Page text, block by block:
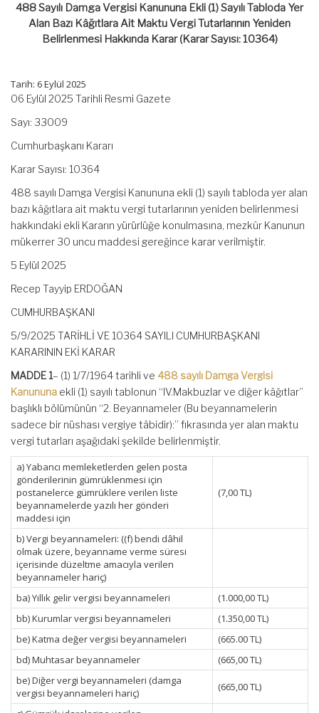
Karar
(Karar
Sayısı:
10364)
488 Sayılı Damga Vergisi Kanununa Ekli (1) Sayılı Tabloda Yer
Alan Bazı Kâğıtlara Ait Maktu Vergi Tutarlarının Yeniden
Belirlenmesi Hakkında Karar (Karar Sayısı: 10364)
Tarih: 6 Eylül 2025
06 Eylül 2025 Tarihli Resmi Gazete
Sayı: 33009
Cumhurbaşkanı Kararı
Karar Sayısı: 10364
488 sayılı Damga Vergisi Kanununa ekli (1) sayılı tabloda yer alan
bazı kâğıtlara ait maktu vergi tutarlarının yeniden belirlenmesi
hakkındaki ekli Kararın yürürlüğe konulmasına, mezkûr Kanunun
mükerrer 30 uncu maddesi gereğince karar verilmiştir.
5 Eylül 2025
Recep Tayyip ERDOĞAN
CUMHURBAŞKANI
5/9/2025 TARİHLİ VE 10364 SAYILI CUMHURBAŞKANI
KARARININ EKİ KARAR
MADDE 1– (1) 1/7/1964 tarihli ve 488 sayılı Damga Vergisi
Kanununa ekli (1) sayılı tablonun “IV.Makbuzlar ve diğer kâğıtlar”
başlıklı bölümünün “2. Beyannameler (Bu beyannamelerin
sadece bir nüshası vergiye tâbidir):” fıkrasında yer alan maktu
vergi tutarları aşağıdaki şekilde belirlenmiştir.
a) Yabancı memleketlerden gelen posta
gönderilerinin gümrüklenmesi için
postanelerce gümrüklere verilen liste
beyannamelerde yazılı her gönderi
maddesi için
(7,00 TL)
b) Vergi beyannameleri: ((f) bendi dâhil
olmak üzere, beyanname verme süresi
içerisinde düzeltme amacıyla verilen
beyannameler hariç)
ba) Yıllık gelir vergisi beyannameleri
(1.000,00 TL)
bb) Kurumlar vergisi beyannameleri
(1.350,00 TL)
be) Katma değer vergisi beyannameleri
(665.00 TL)
bd) Muhtasar beyannameler
(665,00 TL)
be) Diğer vergi beyannameleri (damga
vergisi beyannameleri hariç)
(665,00 TL)